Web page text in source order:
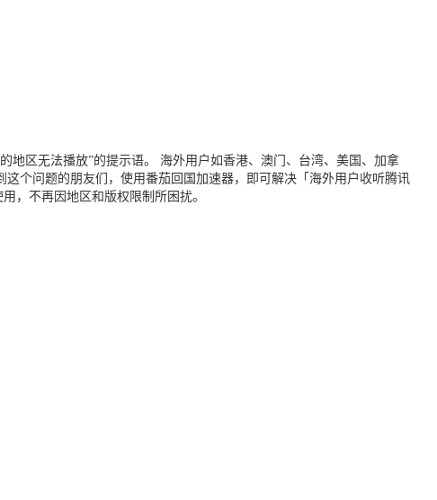
地区无法播放”的提示语。 海外用户如香港、澳门、台湾、美国、加拿
个问题的朋友们，使用番茄回国加速器，即可解决「海外用户收听腾讯
，不再因地区和版权限制所困扰。